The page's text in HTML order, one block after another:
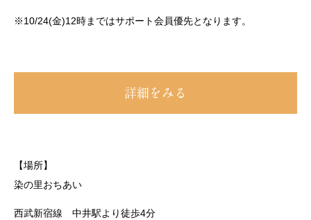
※10/24(金)12時まではサポート会員優先となります。
詳細をみる
【場所】
染の里おちあい
西武新宿線 中井駅より徒歩4分